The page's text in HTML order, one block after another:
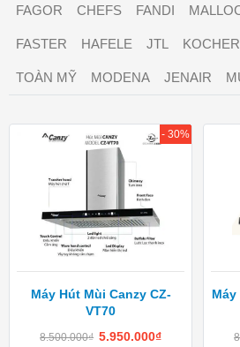
FAGOR CHEFS FANDI
FASTER HAFELE JTL KOCHER
TOÀN MỸ MODENA JENAIR
Máy Hút Mùi Canzy CZ-
VT70
8.500.000₫ 5.950.000₫
- 30%
Máy